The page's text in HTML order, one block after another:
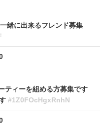
緒に出来るフレンド募集
ティーを組める方募集です
#1Z0FOcHgxRnhN